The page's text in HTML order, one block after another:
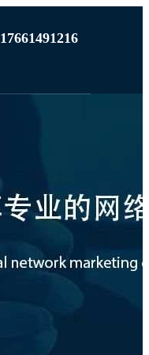
17661491216